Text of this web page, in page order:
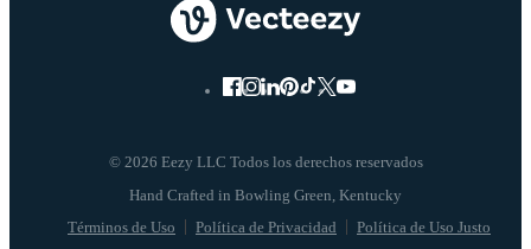
© 2026 Eezy LLC Todos los derechos reservados
Términos de Uso Política de Privacidad Política de Uso Justo